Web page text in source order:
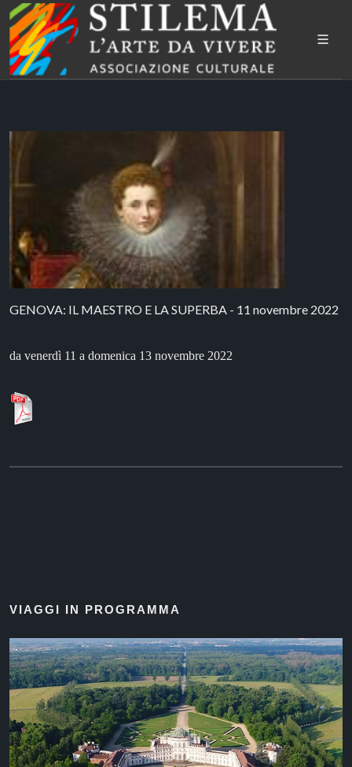
GENOVA: IL MAESTRO E LA SUPERBA - 11 novembre 2022
da venerdì 11 a domenica 13 novembre 2022
VIAGGI IN PROGRAMMA